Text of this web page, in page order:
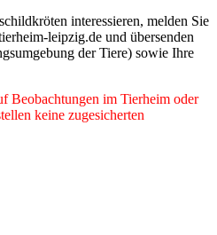
interessieren, melden Sie
leipzig.de und übersenden
der Tiere) sowie Ihre
Beobachtungen im Tierheim oder
keine zugesicherten